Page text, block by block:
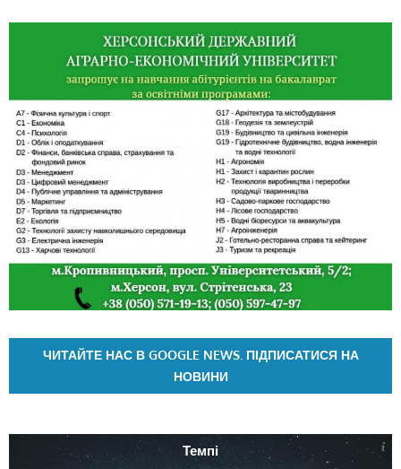
ЧИТАЙТЕ НАС В GOOGLE NEWS. ПІДПИСАТИСЯ НА
НОВИНИ
Темпі